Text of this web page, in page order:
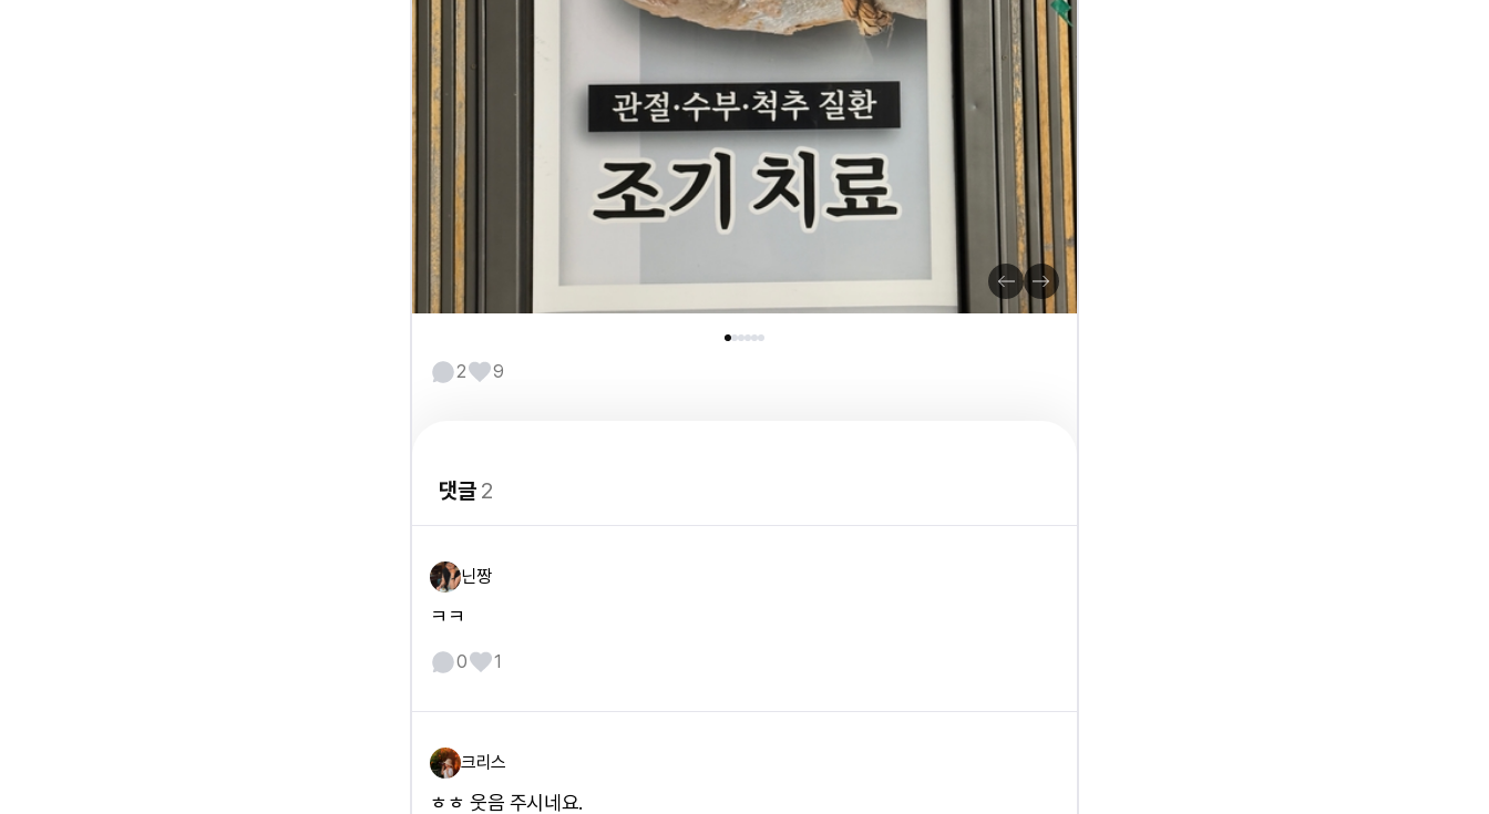
2 9
댓글2
닌짱
ㅋㅋ
0 1
크리스
ㅎㅎ 웃음 주시네요.